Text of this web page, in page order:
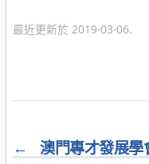
最近更新於 2019-03-06.
←
澳門專才發展學